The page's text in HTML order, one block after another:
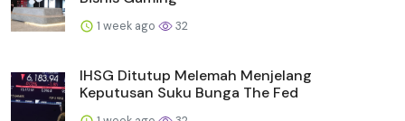
1 week ago 32
IHSG Ditutup Melemah Menjelang
Keputusan Suku Bunga The Fed